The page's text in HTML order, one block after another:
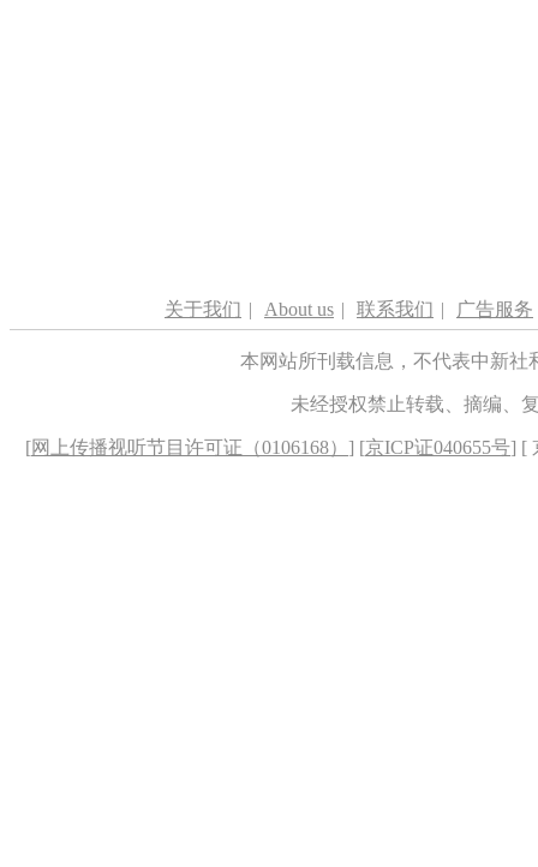
关于我们 | About us | 联系我们 | 广告服务
本网站所刊载信息，不代表中新
未经授权禁止转载、摘编、
[网上传播视听节目许可证（0106168） ] [京ICP证040655号] [